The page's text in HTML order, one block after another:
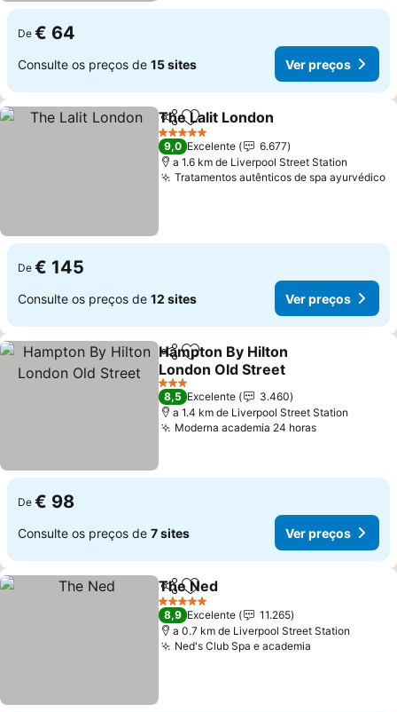
De € 64
Consulte os preços de 15 sites Ver preços
PartilharAdicionar aos favoritos
The Lalit London
5 Estrelas
9,0 Excelente
6.677
a 1.6 km de Liverpool Street Station
Tratamentos autênticos de spa ayurvédico
De € 145
Consulte os preços de 12 sites Ver preços
PartilharAdicionar aos favoritos
Hampton By Hilton
London Old Street
Ver preços
3 Estrelas
8,5 Excelente
3.460
a 1.4 km de Liverpool Street Station
Moderna academia 24 horasVer preços
De € 98
Consulte os preços de 7 sites Ver preços
PartilharAdicionar aos favoritos
The Ned
5 Estrelas
8,9 Excelente
11.265
a 0.7 km de Liverpool Street Station
Ned's Club Spa e academia